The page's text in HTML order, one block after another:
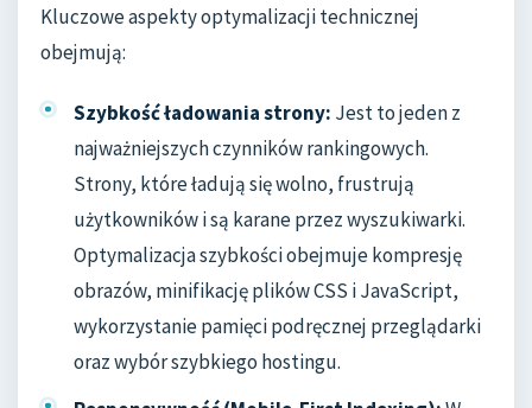
Kluczowe aspekty optymalizacji technicznej
obejmują:
Szybkość ładowania strony: Jest to jeden z
najważniejszych czynników rankingowych.
Strony, które ładują się wolno, frustrują
użytkowników i są karane przez wyszukiwarki.
Optymalizacja szybkości obejmuje kompresję
obrazów, minifikację plików CSS i JavaScript,
wykorzystanie pamięci podręcznej przeglądarki
oraz wybór szybkiego hostingu.